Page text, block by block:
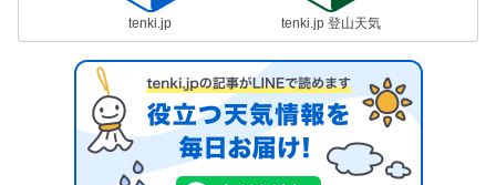
tenki.jp tenki.jp 登山天気